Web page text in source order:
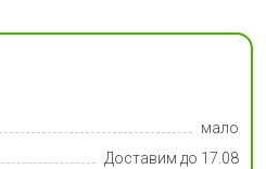
мало
Доставим до 17.08